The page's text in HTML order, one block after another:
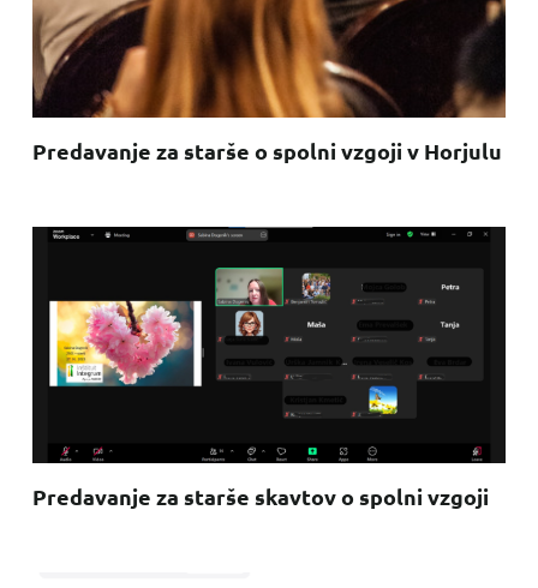
Predavanje za starše o spolni vzgoji v Horjulu
Predavanje za starše skavtov o spolni vzgoji